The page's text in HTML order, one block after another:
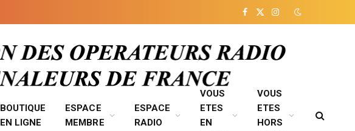
Facebook
X
Instagram
BOUTIQUE
EN LIGNE
ESPACE
MEMBRE
ESPACE
RADIO
VOUS
ETES
EN
VOUS
ETES
HORS